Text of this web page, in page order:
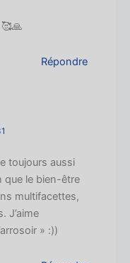
Répondre
toujours aussi
que le bien-être
multifacettes,
J’aime
» :))